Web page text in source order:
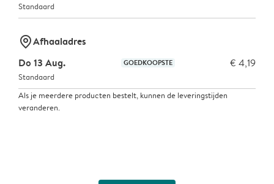
Standaard
marker-pinAfhaaladres
Do 13 Aug.
GOEDKOOPSTE € 4,19
Standaard
Als je meerdere producten bestelt, kunnen de leveringstijden
veranderen.